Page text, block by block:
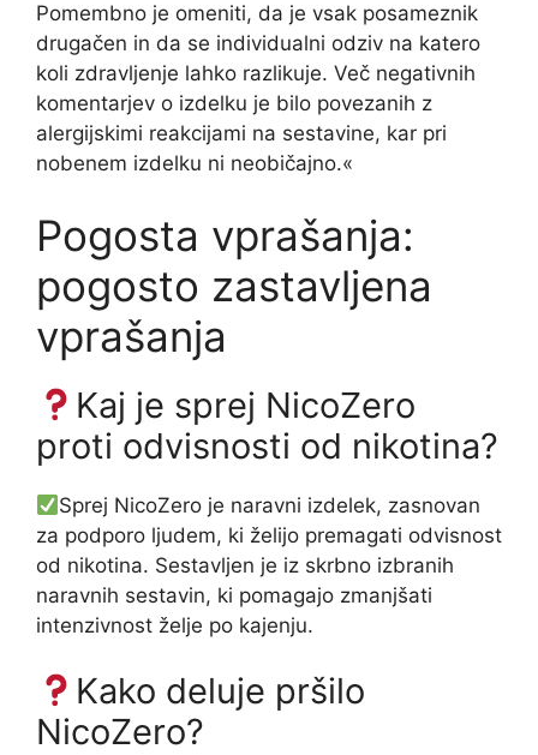
Pomembno je omeniti, da je vsak posameznik
drugačen in da se individualni odziv na katero
koli zdravljenje lahko razlikuje. Več negativnih
komentarjev o izdelku je bilo povezanih z
alergijskimi reakcijami na sestavine, kar pri
nobenem izdelku ni neobičajno.«
Pogosta vprašanja:
pogosto zastavljena
vprašanja
Kaj je sprej NicoZero
proti odvisnosti od nikotina?
Sprej NicoZero je naravni izdelek, zasnovan
za podporo ljudem, ki želijo premagati odvisnost
od nikotina. Sestavljen je iz skrbno izbranih
naravnih sestavin, ki pomagajo zmanjšati
intenzivnost želje po kajenju.
Kako deluje pršilo
NicoZero?